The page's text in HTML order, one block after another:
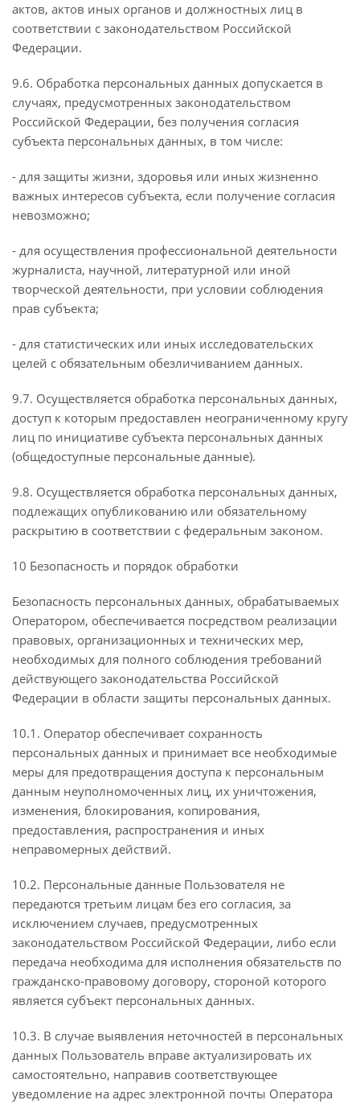
актов, актов иных органов и должностных лиц в
соответствии с законодательством Российской
Федерации.
9.6. Обработка персональных данных допускается в
случаях, предусмотренных законодательством
Российской Федерации, без получения согласия
субъекта персональных данных, в том числе:
- для защиты жизни, здоровья или иных жизненно
важных интересов субъекта, если получение согласия
невозможно;
- для осуществления профессиональной деятельности
журналиста, научной, литературной или иной
творческой деятельности, при условии соблюдения
прав субъекта;
- для статистических или иных исследовательских
целей с обязательным обезличиванием данных.
9.7. Осуществляется обработка персональных данных,
доступ к которым предоставлен неограниченному кругу
лиц по инициативе субъекта персональных данных
(общедоступные персональные данные).
9.8. Осуществляется обработка персональных данных,
подлежащих опубликованию или обязательному
раскрытию в соответствии с федеральным законом.
10 Безопасность и порядок обработки
Безопасность персональных данных, обрабатываемых
Оператором, обеспечивается посредством реализации
правовых, организационных и технических мер,
необходимых для полного соблюдения требований
действующего законодательства Российской
Федерации в области защиты персональных данных.
10.1. Оператор обеспечивает сохранность
персональных данных и принимает все необходимые
меры для предотвращения доступа к персональным
данным неуполномоченных лиц, их уничтожения,
изменения, блокирования, копирования,
предоставления, распространения и иных
неправомерных действий.
10.2. Персональные данные Пользователя не
передаются третьим лицам без его согласия, за
исключением случаев, предусмотренных
законодательством Российской Федерации, либо если
передача необходима для исполнения обязательств по
гражданско-правовому договору, стороной которого
является субъект персональных данных.
10.3. В случае выявления неточностей в персональных
данных Пользователь вправе актуализировать их
самостоятельно, направив соответствующее
уведомление на адрес электронной почты Оператора